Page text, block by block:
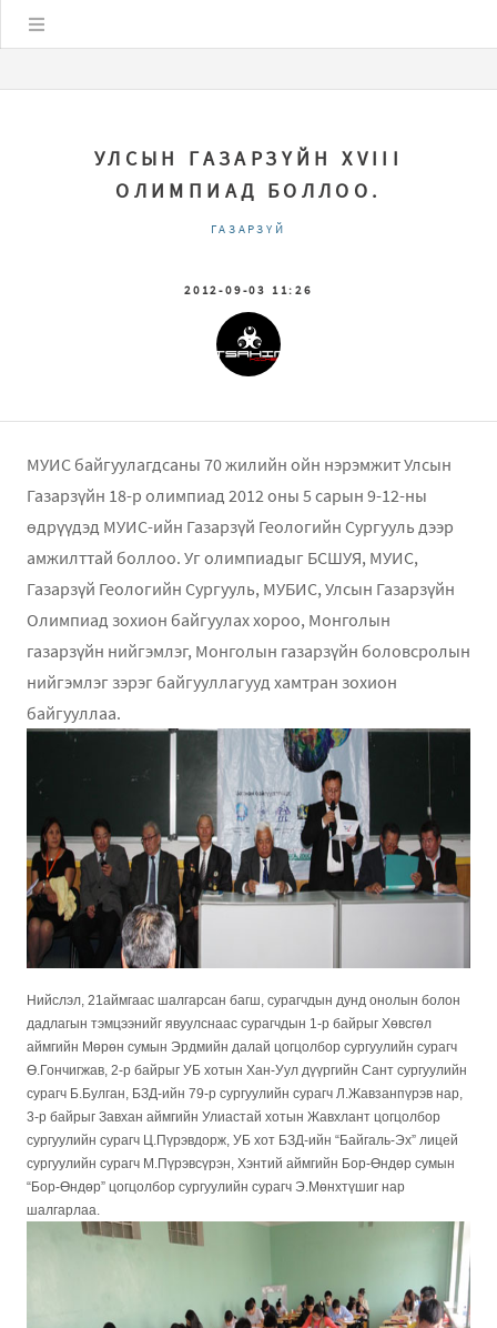
УЛСЫН ГАЗАРЗҮЙН XVIII
ОЛИМПИАД БОЛЛОО.
ГАЗАРЗҮЙ
2012-09-03 11:26
МУИС байгуулагдсаны 70 жилийн ойн нэрэмжит Улсын
Газарзүйн 18-р олимпиад 2012 оны 5 сарын 9-12-ны
өдрүүдэд МУИС-ийн Газарзүй Геологийн Сургууль дээр
амжилттай боллоо. Уг олимпиадыг БСШУЯ, МУИС,
Газарзүй Геологийн Сургууль, МУБИС, Улсын Газарзүйн
Олимпиад зохион байгуулах хороо, Монголын
газарзүйн нийгэмлэг, Монголын газарзүйн боловсролын
нийгэмлэг зэрэг байгууллагууд хамтран зохион
байгууллаа.
Нийслэл, 21аймгаас шалгарсан багш, сурагчдын дунд онолын болон
дадлагын тэмцээнийг явуулснаас сурагчдын 1-р байрыг Хөвсгөл
аймгийн Мөрөн сумын Эрдмийн далай цогцолбор сургуулийн сурагч
Ө.Гончигжав, 2-р байрыг УБ хотын Хан-Уул дүүргийн Сант сургуулийн
сурагч Б.Булган, БЗД-ийн 79-р сургуулийн сурагч Л.Жавзанпүрэв нар,
3-р байрыг Завхан аймгийн Улиастай хотын Жавхлант цогцолбор
сургуулийн сурагч Ц.Пүрэвдорж, УБ хот БЗД-ийн “Байгаль-Эх” лицей
сургуулийн сурагч М.Пүрэвсүрэн, Хэнтий аймгийн Бор-Өндөр сумын
“Бор-Өндөр” цогцолбор сургуулийн сурагч Э.Мөнхтүшиг нар
шалгарлаа.